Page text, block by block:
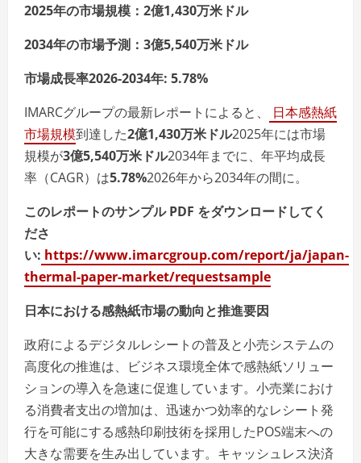
2025年の市場規模：2億1,430万米ドル
2034年の市場予測：3億5,540万米ドル
市場成長率2026-2034年: 5.78%
IMARCグループの最新レポートによると、
日本感熱紙
市場規模到達した2億1,430万米ドル2025年には市場
規模が3億5,540万米ドル2034年までに、年平均成長
率（CAGR）は5.78%2026年から2034年の間に。
このレポートのサンプル PDF をダウンロードしてく
ださ
い: https://www.imarcgroup.com/report/ja/japan-
thermal-paper-market/requestsample
日本における感熱紙市場の動向と推進要因
政府によるデジタルレシートの普及と小売システムの
高度化の推進は、ビジネス環境全体で感熱紙ソリュー
ションの導入を急速に促進しています。小売業におけ
る消費者支出の増加は、迅速かつ効率的なレシート発
行を可能にする感熱印刷技術を採用したPOS端末への
大きな需要を生み出しています。キャッシュレス決済